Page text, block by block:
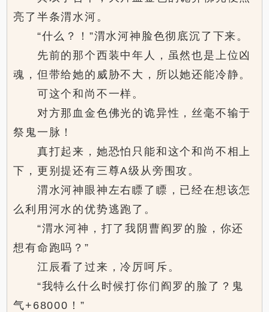
亮了半条渭水河。
“什么？！”渭水河神脸色彻底沉了下来。
先前的那个西装中年人，虽然也是上位凶
魂，但带给她的威胁不大，所以她还能冷静。
可这个和尚不一样。
对方那血金色佛光的诡异性，丝毫不输于
祭鬼一脉！
真打起来，她恐怕只能和这个和尚不相上
下，更别提还有三尊A级从旁围攻。
渭水河神眼神左右瞟了瞟，已经在想该怎
么利用河水的优势逃跑了。
“渭水河神，打了我阴曹阎罗的脸，你还
想有命跑吗？”
江辰看了过来，冷厉呵斥。
“我特么什么时候打你们阎罗的脸了？鬼
气+68000！”